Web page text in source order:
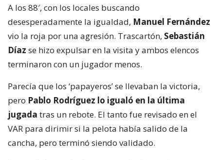
A los 88′, con los locales buscando
desesperadamente la igualdad, Manuel Fernández
vio la roja por una agresión. Trascartón, Sebastián
Díaz se hizo expulsar en la visita y ambos elencos
terminaron con un jugador menos.
Parecía que los ‘papayeros’ se llevaban la victoria,
pero Pablo Rodríguez lo igualó en la última
jugada tras un rebote. El tanto fue revisado en el
VAR para dirimir si la pelota había salido de la
cancha, pero terminó siendo validado.